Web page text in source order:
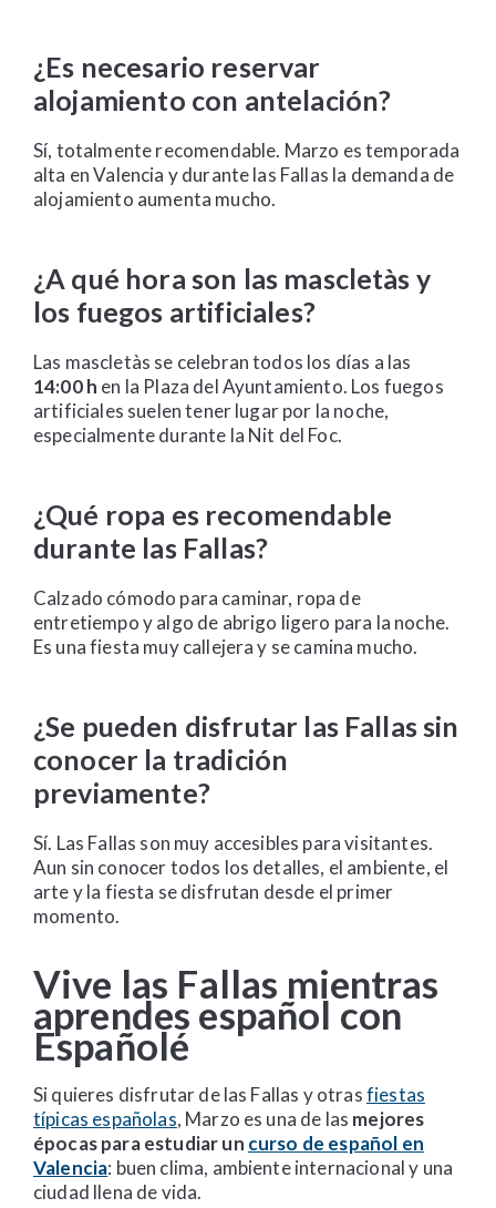
¿Es necesario reservar
alojamiento con antelación?
Sí, totalmente recomendable. Marzo es temporada
alta en Valencia y durante las Fallas la demanda de
alojamiento aumenta mucho.
¿A qué hora son las mascletàs y
los fuegos artificiales?
Las mascletàs se celebran todos los días a las
14:00 h en la Plaza del Ayuntamiento. Los fuegos
artificiales suelen tener lugar por la noche,
especialmente durante la Nit del Foc.
¿Qué ropa es recomendable
durante las Fallas?
Calzado cómodo para caminar, ropa de
entretiempo y algo de abrigo ligero para la noche.
Es una fiesta muy callejera y se camina mucho.
¿Se pueden disfrutar las Fallas sin
conocer la tradición
previamente?
Sí. Las Fallas son muy accesibles para visitantes.
Aun sin conocer todos los detalles, el ambiente, el
arte y la fiesta se disfrutan desde el primer
momento.
Vive las Fallas mientras
aprendes español con
Españolé
Si quieres disfrutar de las Fallas y otrasfiestas
típicas españolas, Marzo es una de las mejores
épocas para estudiar un curso de español en
Valencia: buen clima, ambiente internacional y una
ciudad llena de vida.